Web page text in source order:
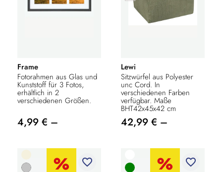
Frame
Fotorahmen aus Glas und
Kunststoff für 3 Fotos,
erhältlich in 2
verschiedenen Größen.
4,99 € –
Lewi
Sitzwürfel aus Polyester
unc Cord. In
verschiedenen Farben
verfügbar. Maße
BHT42x45x42 cm
42,99 € –
favorite_border favorite_border